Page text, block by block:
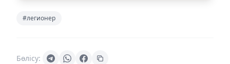
#легионер
Бөлісу: